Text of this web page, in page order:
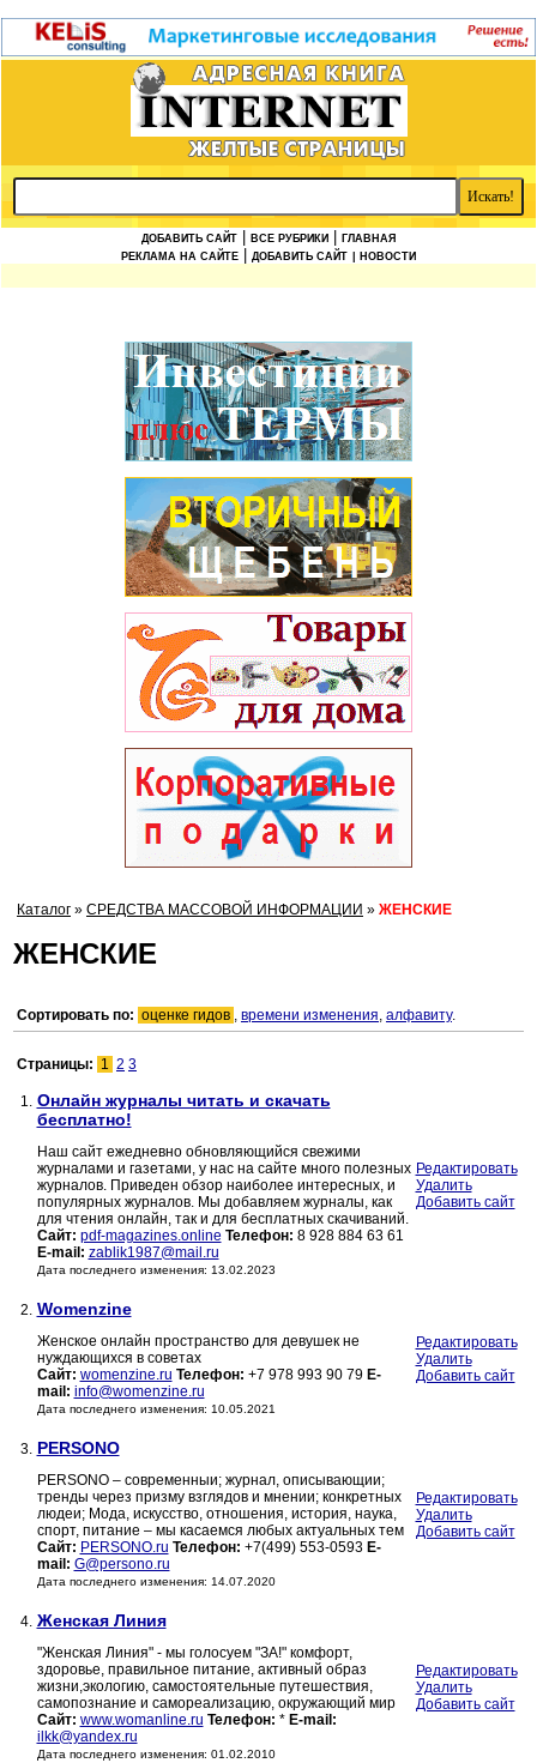
ДОБАВИТЬ САЙТ ВСЕ РУБРИКИ
ГЛАВНАЯ
РЕКЛАМА НА САЙТЕ
ДОБАВИТЬ САЙТ | НОВОСТИ
Каталог » СРЕДСТВА МАССОВОЙ ИНФОРМАЦИИ » ЖЕНСКИЕ
ЖЕНСКИЕ
Сортировать по: оценке гидов , времени изменения, алфавиту.
Страницы: 1 2 3
1. Онлайн журналы читать и скачать
бесплатно!
Наш сайт ежедневно обновляющийся свежими
журналами и газетами, у нас на сайте много полезных
журналов. Приведен обзор наиболее интересных, и
популярных журналов. Мы добавляем журналы, как
для чтения онлайн, так и для бесплатных скачиваний.
Сайт: pdf-magazines.online Телефон: 8 928 884 63 61
E-mail: zablik1987@mail.ru
Дата последнего изменения: 13.02.2023
Редактировать
Удалить
Добавить сайт
2. Womenzine
Женское онлайн пространство для девушек не
нуждающихся в советах
Сайт: womenzine.ru Телефон: +7 978 993 90 79 E-
mail: info@womenzine.ru
Дата последнего изменения: 10.05.2021
Редактировать
Удалить
Добавить сайт
3. PERSONO
PERSONO – современныи; журнал, описывающии;
тренды через призму взглядов и мнении; конкретных
людеи; Мода, искусство, отношения, история, наука,
спорт, питание – мы касаемся любых актуальных тем
Сайт: PERSONO.ru Телефон: +7(499) 553-0593 E-
mail: G@persono.ru
Дата последнего изменения: 14.07.2020
Редактировать
Удалить
Добавить сайт
4. Женская Линия
"Женская Линия" - мы голосуем "ЗА!" комфорт,
здоровье, правильное питание, активный образ
жизни,экологию, самостоятельные путешествия,
самопознание и самореализацию, окружающий мир
Сайт: www.womanline.ru Телефон: * E-mail:
ilkk@yandex.ru
Дата последнего изменения: 01.02.2010
Редактировать
Удалить
Добавить сайт